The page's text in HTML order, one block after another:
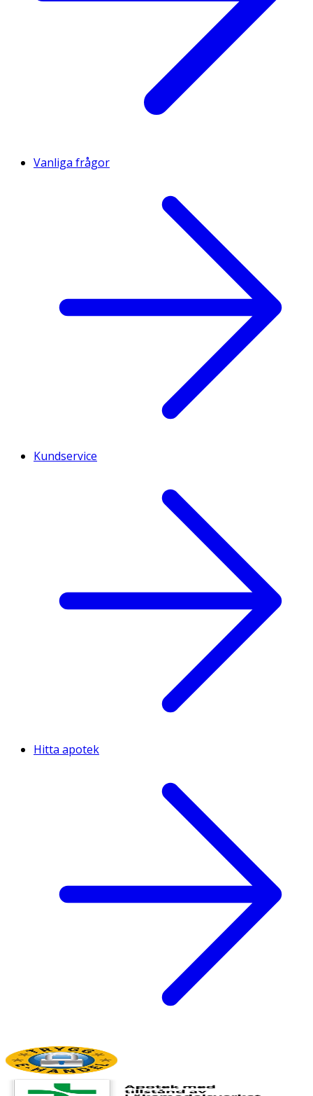
Vanliga frågor
Kundservice
Hitta apotek